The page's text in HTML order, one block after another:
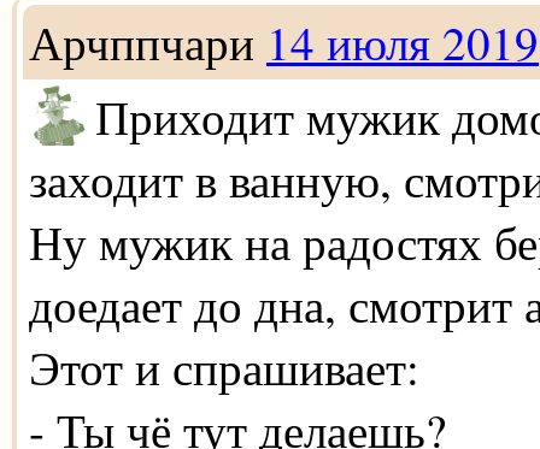
Арчппчари 14 июля 2019
Приходит мужик
заходит в ванную,
Ну мужик на радостях
доедает до дна,
Этот и спрашивает:
- Ты чё тут делаешь?